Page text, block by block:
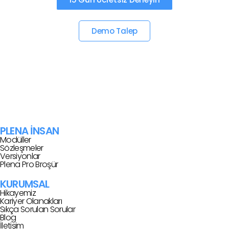
Demo Talep
PLENA İNSAN
Modüller
Sözleşmeler
Versiyonlar
Plena Pro Broşür
KURUMSAL
Hikayemiz
Kariyer Olanakları
Sıkça Sorulan Sorular
Blog
İletişim